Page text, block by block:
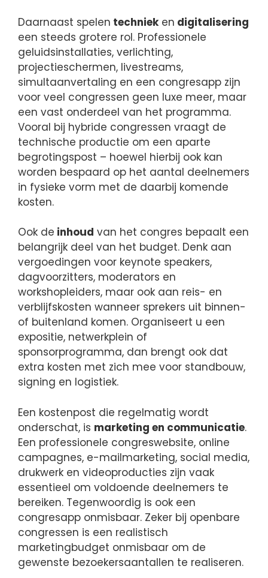
Daarnaast spelen technieken digitalisering
een steeds grotere rol. Professionele
geluidsinstallaties, verlichting,
projectieschermen, livestreams,
simultaanvertaling en een congresapp zijn
voor veel congressen geen luxe meer, maar
een vast onderdeel van het programma.
Vooral bij hybride congressen vraagt de
technische productie om een aparte
begrotingspost – hoewel hierbij ook kan
worden bespaard op het aantal deelnemers
in fysieke vorm met de daarbij komende
kosten.
Ook de inhoud van het congres bepaalt een
belangrijk deel van het budget. Denk aan
vergoedingen voor keynote speakers,
dagvoorzitters, moderators en
workshopleiders, maar ook aan reis- en
verblijfskosten wanneer sprekers uit binnen-
of buitenland komen. Organiseert u een
expositie, netwerkplein of
sponsorprogramma, dan brengt ook dat
extra kosten met zich mee voor standbouw,
signing en logistiek.
Een kostenpost die regelmatig wordt
onderschat, is marketing en communicatie.
Een professionele congreswebsite, online
campagnes, e-mailmarketing, social media,
drukwerk en videoproducties zijn vaak
essentieel om voldoende deelnemers te
bereiken. Tegenwoordig is ook een
congresapp onmisbaar. Zeker bij openbare
congressen is een realistisch
marketingbudget onmisbaar om de
gewenste bezoekersaantallen te realiseren.